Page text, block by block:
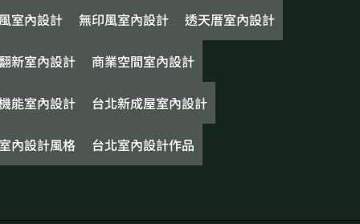
室內設計 無印風室內設計 透天厝室內設計
新室內設計 商業空間室內設計
能室內設計 台北新成屋室內設計
內設計風格 台北室內設計作品